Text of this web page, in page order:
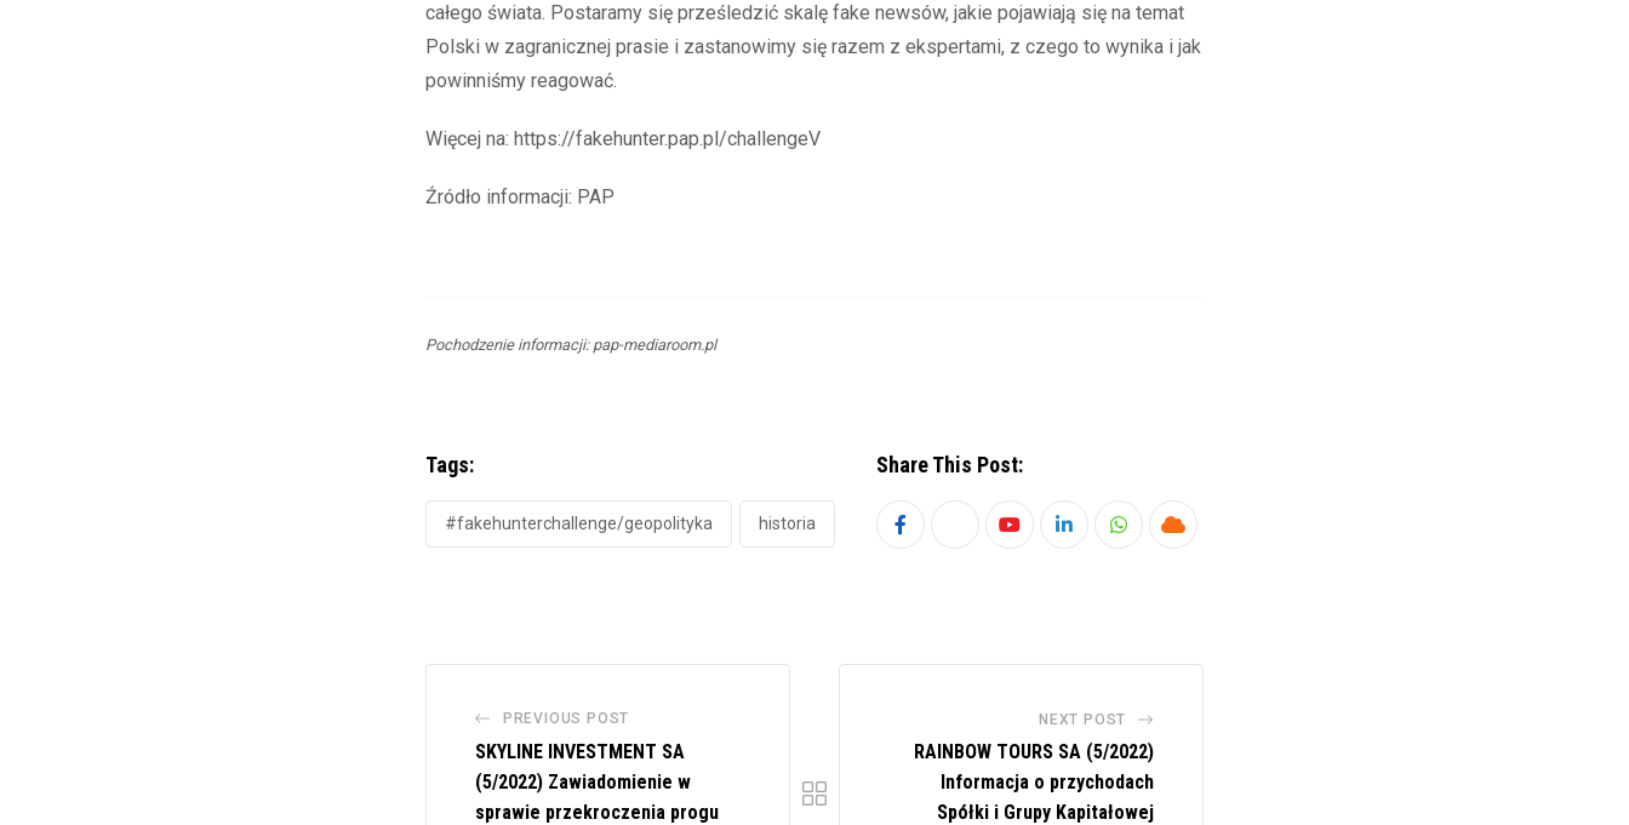
całego świata. Postaramy się prześledzić skalę fake newsów, jakie pojawiają się na temat
Polski w zagranicznej prasie i zastanowimy się razem z ekspertami, z czego to wynika i jak
powinniśmy reagować.
Więcej na: https://fakehunter.pap.pl/challengeV
Źródło informacji: PAP
Pochodzenie informacji: pap-mediaroom.pl
Tags:
#fakehunterchallenge/geopolityka historia
Share This Post:
YoutubeLinkedInWhatsapp
Cloud
PREVIOUS POST
SKYLINE INVESTMENT SA
(5/2022) Zawiadomienie w
sprawie przekroczenia progu
NEXT POST
RAINBOW TOURS SA (5/2022)
Informacja o przychodach
Spółki i Grupy Kapitałowej